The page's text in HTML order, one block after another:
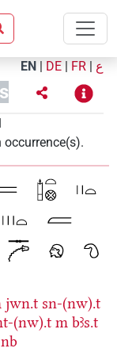
EN | DE | FR | ع
.
jwn.t sn-(nw).t
(nw).t m bꜣs.t